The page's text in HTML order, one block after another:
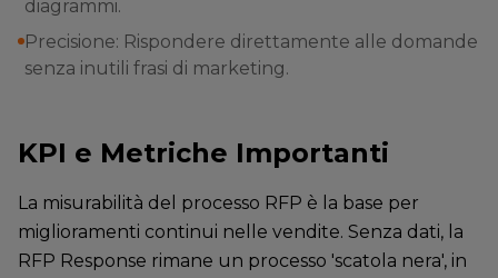
diagrammi.
Precisione: Rispondere direttamente alle domande
senza inutili frasi di marketing.
KPI e Metriche Importanti
La misurabilità del processo RFP è la base per
miglioramenti continui nelle vendite. Senza dati, la
RFP Response rimane un processo 'scatola nera', in